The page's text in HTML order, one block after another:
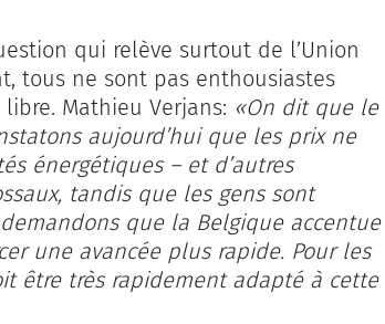
qui relève surtout de l’Union
tous ne sont pas enthousiastes
Mathieu Verjans: «On dit que le
aujourd’hui que les prix ne
énergétiques – et d’autres
tandis que les gens sont
que la Belgique accentue
une avancée plus rapide. Pour les
être très rapidement adapté à cette